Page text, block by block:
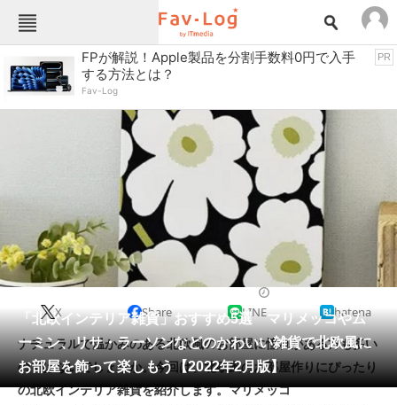
Fav-Logカテゴリー一覧
TOP
インテリア・収納 おもちゃ・ホビー
キッチン家電
コンテンツ・サービス スイーツ・お菓子
スポーツ・レジャー スマホ・携帯電話
パソコン・タブレット ファッション
ペット 家電
工具・DIY 本・DVD・CD
生活家電 生活用品
FPが解説！Apple製品を分割手数料0円で入手
する方法とは？
Fav-Log
PR
「北欧インテリア雑貨」おすすめ5選 マリメッコやム
ーミン、リサ・ラーソンなどのかわいい雑貨で北欧風に
お部屋を飾って楽しもう【2022年2月版】
X Share LINE hatena
ナチュラルで温かみのある北欧風のお部屋に憧れがある方も多い
のではないでしょうか。今回は、北欧風のお部屋作りにぴったり
の北欧インテリア雑貨を紹介します。マリメッコ